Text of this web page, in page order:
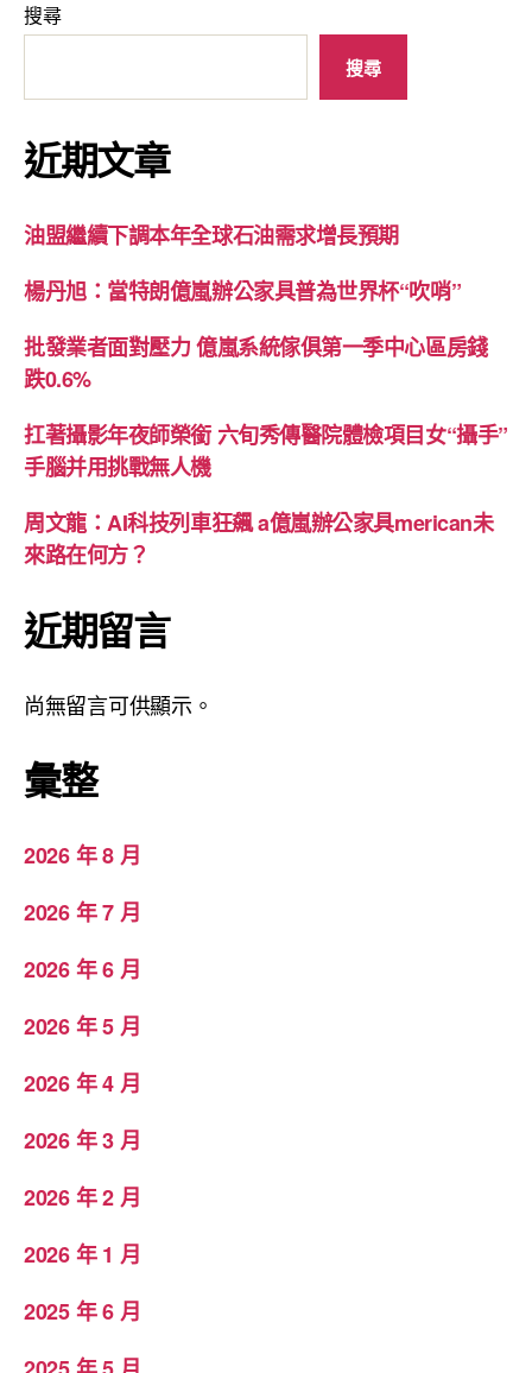
搜尋
搜尋
近期文章
油盟繼續下調本年全球石油需求增長預期
楊丹旭：當特朗億嵐辦公家具普為世界杯“吹哨”
批發業者面對壓力 億嵐系統傢俱第一季中心區房錢
跌0.6%
扛著攝影年夜師榮銜 六旬秀傳醫院體檢項目女“攝手”
手腦并用挑戰無人機
周文龍：AI科技列車狂飆 a億嵐辦公家具merican未
來路在何方？
近期留言
尚無留言可供顯示。
彙整
2026 年 8 月
2026 年 7 月
2026 年 6 月
2026 年 5 月
2026 年 4 月
2026 年 3 月
2026 年 2 月
2026 年 1 月
2025 年 6 月